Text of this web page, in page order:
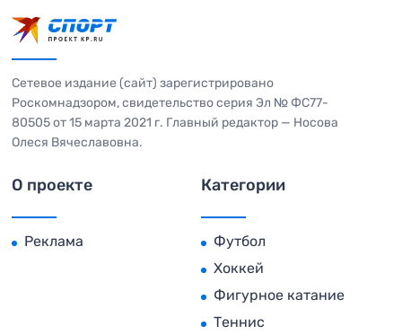
Сетевое издание (сайт) зарегистрировано
Роскомнадзором, свидетельство серия Эл № ФС77-
80505 от 15 марта 2021 г. Главный редактор — Носова
Олеся Вячеславовна.
О проекте
Реклама
Категории
Футбол
Хоккей
Фигурное катание
Теннис